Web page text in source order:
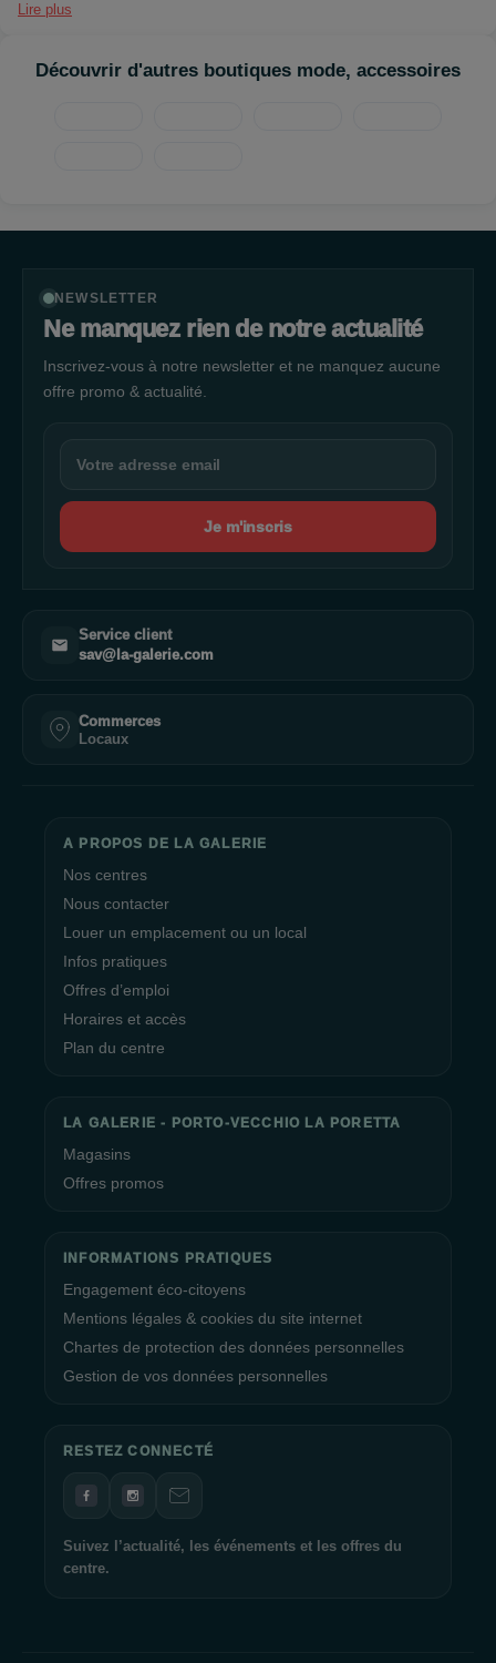
Lire plus
Découvrir d'autres boutiques mode, accessoires
NEWSLETTER
Ne manquez rien de notre actualité
Inscrivez-vous à notre newsletter et ne manquez aucune
offre promo & actualité.
Je m'inscris
Service client
sav@la-galerie.com
Commerces
Locaux
A PROPOS DE LA GALERIE
Nos centres
Nous contacter
Louer un emplacement ou un local
Infos pratiques
Offres d’emploi
Horaires et accès
Plan du centre
LA GALERIE - PORTO-VECCHIO LA PORETTA
Magasins
Offres promos
INFORMATIONS PRATIQUES
Engagement éco-citoyens
Mentions légales & cookies du site internet
Chartes de protection des données personnelles
Gestion de vos données personnelles
RESTEZ CONNECTÉ
Suivez l’actualité, les événements et les offres du
centre.